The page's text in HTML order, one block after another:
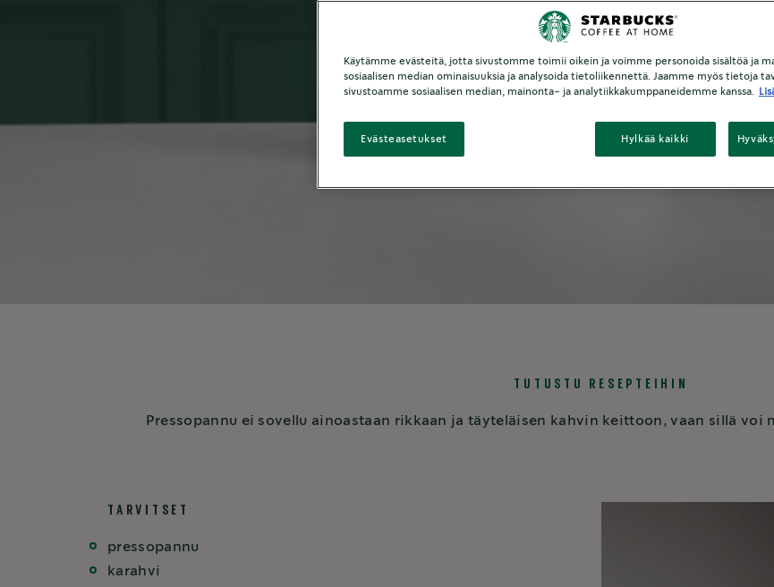
TUTUSTU RESEPTEIHIN
Pressopannu ei sovellu ainoastaan rikkaan ja täyteläisen kahvin keittoon, vaan sillä voi
TARVITSET
pressopannu
karahvi
Käytämme evästeitä, jotta sivustomme toimii oikein ja voimme personoida sisältöä ja
sosiaalisen median ominaisuuksia ja analysoida tietoliikennettä. Jaamme myös tietoja
sivustoamme sosiaalisen median, mainonta- ja analytiikkakumppaneidemme kanssa.
Hylkää kaikki
Evästeasetukset